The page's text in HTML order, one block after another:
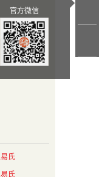
氏
氏
官方微信